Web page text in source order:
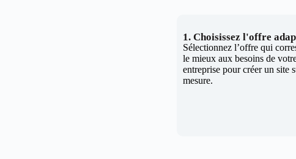
1. Choisissez l'offre
Sélectionnez l’offre qui
le mieux aux besoins de
entreprise pour créer un site
mesure.